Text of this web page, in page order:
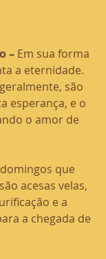
– Em sua forma
a eternidade.
são
esperança, e o
o amor de
que
acesas velas,
e a
a chegada de